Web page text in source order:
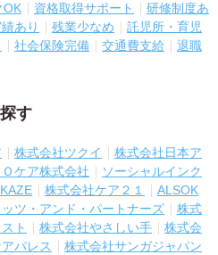
OK 資格取得サポート
研修制度あ
あり 残業少なめ
託児所・育児
社会保険完備 交通費支給
退職
す
株式会社ツクイ
株式会社日本ア
ケア株式会社
ソーシャルインク
株式会社ケア２１
ALSOK
ツ・アンド・パートナーズ
株式
ト 株式会社やさしい手
株式会
パレス
株式会社サンガジャパン